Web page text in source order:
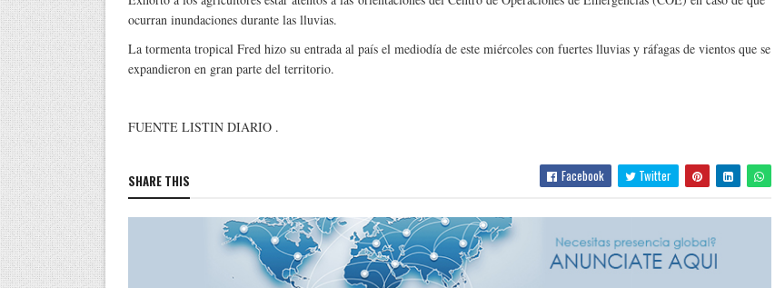
ocurran inundaciones durante las lluvias.
La tormenta tropical Fred hizo su entrada al país el mediodía de este miércoles con fuertes lluvias y ráfagas de vientos que se
expandieron en gran parte del territorio.
FUENTE LISTIN DIARIO .
SHARE THIS Facebook Twitter